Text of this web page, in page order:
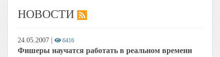
НОВОСТИ
24.05.2007 6416
Фишеры научатся работать в реальном времени